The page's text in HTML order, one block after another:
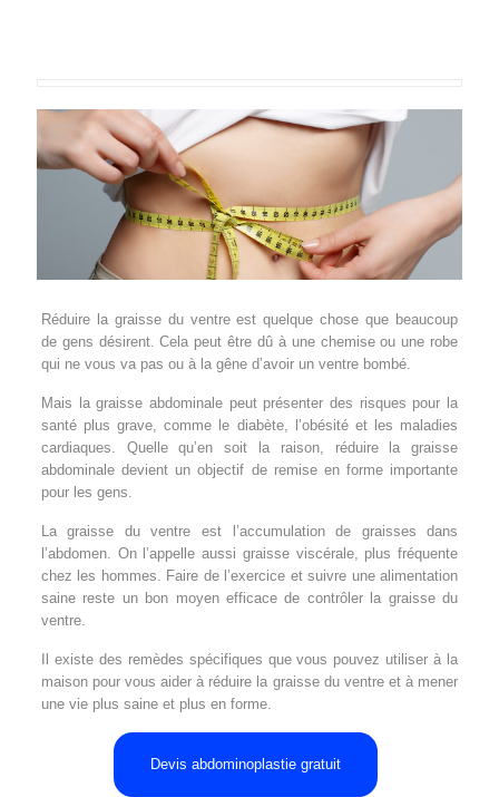
Réduire la graisse du ventre est quelque chose que beaucoup
de gens désirent. Cela peut être dû à une chemise ou une robe
qui ne vous va pas ou à la gêne d’avoir un ventre bombé.
Mais la graisse abdominale peut présenter des risques pour la
santé plus grave, comme le diabète, l’obésité et les maladies
cardiaques. Quelle qu’en soit la raison, réduire la graisse
abdominale devient un objectif de remise en forme importante
pour les gens.
La graisse du ventre est l’accumulation de graisses dans
l’abdomen. On l’appelle aussi graisse viscérale, plus fréquente
chez les hommes. Faire de l’exercice et suivre une alimentation
saine reste un bon moyen efficace de contrôler la graisse du
ventre.
Il existe des remèdes spécifiques que vous pouvez utiliser à la
maison pour vous aider à réduire la graisse du ventre et à mener
une vie plus saine et plus en forme.
Devis abdominoplastie gratuit